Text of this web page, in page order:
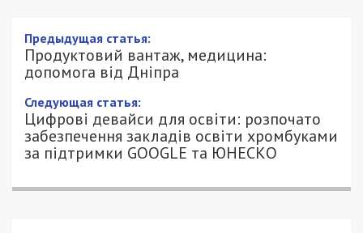
Предыдущая статья:
Продуктовий вантаж, медицина:
допомога від Дніпра
Следующая статья:
Цифрові девайси для освіти: розпочато
забезпечення закладів освіти хромбуками
за підтримки GOOGLE та ЮНЕСКО